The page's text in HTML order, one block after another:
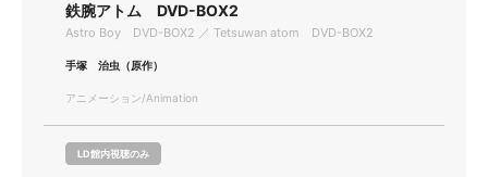
鉄腕アトム DVD-BOX2
Astro Boy DVD-BOX2 ／ Tetsuwan atom DVD-BOX2
手塚 治虫（原作）
アニメーション/Animation
LD館内視聴のみ